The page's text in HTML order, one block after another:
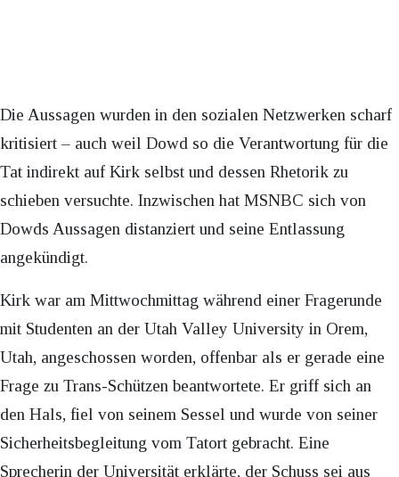
Die Aussagen wurden in den sozialen Netzwerken scharf
kritisiert – auch weil Dowd so die Verantwortung für die
Tat indirekt auf Kirk selbst und dessen Rhetorik zu
schieben versuchte. Inzwischen hat MSNBC sich von
Dowds Aussagen distanziert und seine Entlassung
angekündigt.
Kirk war am Mittwochmittag während einer Fragerunde
mit Studenten an der Utah Valley University in Orem,
Utah, angeschossen worden, offenbar als er gerade eine
Frage zu Trans-Schützen beantwortete. Er griff sich an
den Hals, fiel von seinem Sessel und wurde von seiner
Sicherheitsbegleitung vom Tatort gebracht. Eine
Sprecherin der Universität erklärte, der Schuss sei aus